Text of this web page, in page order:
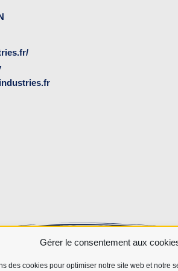
Gérer le consentement aux
des cookies pour optimiser notre site web et notre